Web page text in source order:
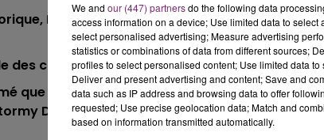
Donald Trump a été reconnu coupable
des chefs d’accusation qui pesaient contre lui,
que l'ancien président a bien tenté de
Daniels... dans le but d'éviter un scandale
We and our (447) partnersdo the following data
access information on a device; Use limited data to
select personalised advertising; Measure advertising
statistics or combinations of data from different sources;
profiles to select personalised content; Use limited data
Deliver and present advertising and content; Save and
data such as IP address and browsing data to offer
requested; Use precise geolocation data; Match and
based on information transmitted automatically.